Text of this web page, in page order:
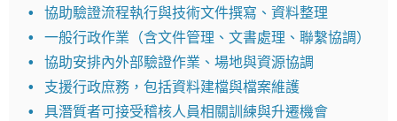
• 協助驗證流程執行與技術文件撰寫、資料整理
• 一般行政作業（含文件管理、文書處理、聯繫協調）
• 協助安排內外部驗證作業、場地與資源協調
• 支援行政庶務，包括資料建檔與檔案維護
• 具潛質者可接受稽核人員相關訓練與升遷機會